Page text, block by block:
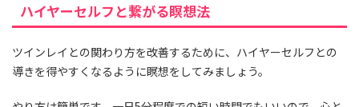
ハイヤーセルフと繋がる瞑想法
ツインレイとの関わり方を改善するために、ハイヤーセルフとの
導きを得やすくなるように瞑想をしてみましょう。